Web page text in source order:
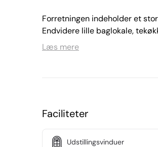
Forretningen indeholder et
Endvidere lille baglokale,
Læs mere
Faciliteter
Udstillingsvinduer